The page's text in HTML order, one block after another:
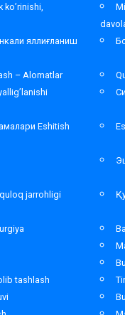
яллиғланиш
– Alomatlar
Eshitish
jarrohligi
tashlash